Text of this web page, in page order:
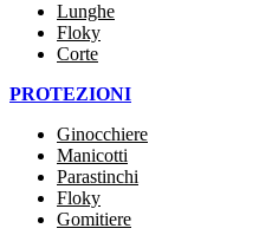
Lunghe
Floky
Corte
PROTEZIONI
Ginocchiere
Manicotti
Parastinchi
Floky
Gomitiere